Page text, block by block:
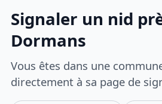
Signaler un nid
Dormans
Vous êtes dans une
directement à sa page de